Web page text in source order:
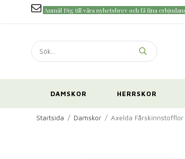
Anmäl Dig till våra nyhetsbrev och få fina
DAMSKOR HERRSKOR
Startsida / Damskor / Axelda